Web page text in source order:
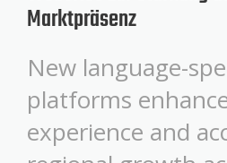
Marktpräsenz
New language-
platforms
experience and